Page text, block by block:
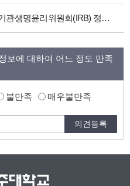
2025학년도 제3차 기관생명윤리위원회(IRB) 정규심의 일정 및 신청 안내
보에 대하여 어느 정도 만족
불만족 매우불만족